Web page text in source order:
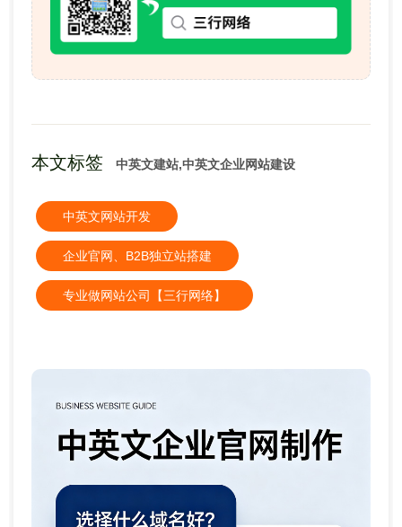
本文标签 中英文建站,中英文企业网站建设
中英文网站开发
企业官网、B2B独立站搭建
专业做网站公司【三行网络】